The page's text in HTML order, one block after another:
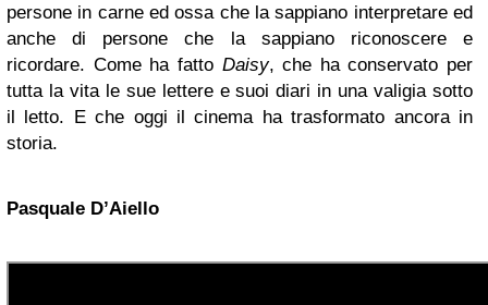
persone in carne ed ossa che la sappiano interpretare ed
anche di persone che la sappiano riconoscere e
ricordare. Come ha fatto Daisy, che ha conservato per
tutta la vita le sue lettere e suoi diari in una valigia sotto
il letto. E che oggi il cinema ha trasformato ancora in
storia.
Pasquale D’Aiello